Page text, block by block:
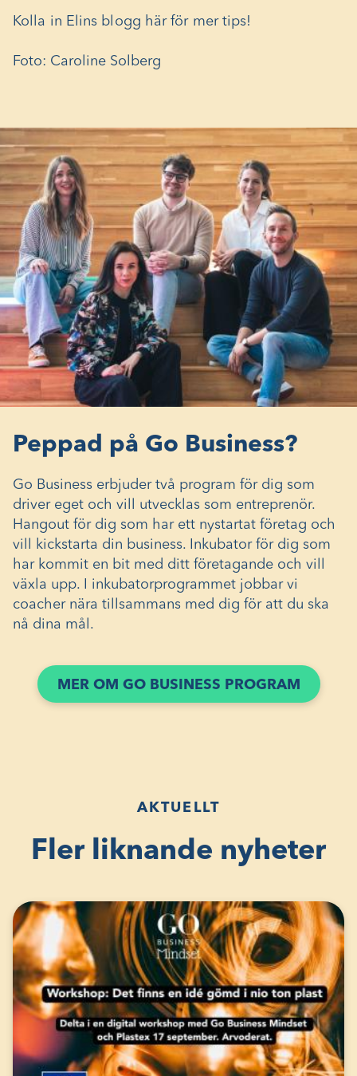
Kolla in Elins blogg här för mer tips!
Foto: Caroline Solberg
Peppad på Go Business?
Go Business erbjuder två program för dig som
driver eget och vill utvecklas som entreprenör.
Hangout för dig som har ett nystartat företag och
vill kickstarta din business. Inkubator för dig som
har kommit en bit med ditt företagande och vill
växla upp. I inkubatorprogrammet jobbar vi
coacher nära tillsammans med dig för att du ska
nå dina mål.
MER OM GO BUSINESS PROGRAM
AKTUELLT
Fler liknande nyheter